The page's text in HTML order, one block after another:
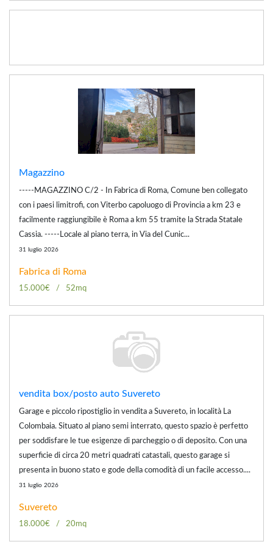
Magazzino
-----MAGAZZINO C/2 - In Fabrica di Roma, Comune ben collegato
con i paesi limitrofi, con Viterbo capoluogo di Provincia a km 23 e
facilmente raggiungibile è Roma a km 55 tramite la Strada Statale
Cassia. -----Locale al piano terra, in Via del Cunic...
31 luglio 2026
Fabrica di Roma
15.000€ 52mq
vendita box/posto auto Suvereto
Garage e piccolo ripostiglio in vendita a Suvereto, in località La
Colombaia. Situato al piano semi interrato, questo spazio è perfetto
per soddisfare le tue esigenze di parcheggio o di deposito. Con una
superficie di circa 20 metri quadrati catastali, questo garage si
presenta in buono stato e gode della comodità di un facile accesso....
31 luglio 2026
Suvereto
18.000€ 20mq